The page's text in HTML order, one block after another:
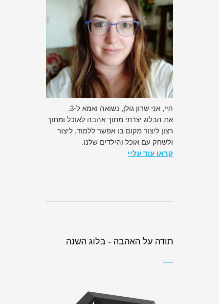
היי, אני שרון גולן, נשואה ואמא ל-3.
את הבלוג יצרתי מתוך אהבה לאוכל ומתוך
רצון ליצור מקום בו אפשר ללמוד, ליצור
ולשחק עם אוכל והילדים שלנו.
קראו עוד עליי
תודה על האהבה - בלוג השנה